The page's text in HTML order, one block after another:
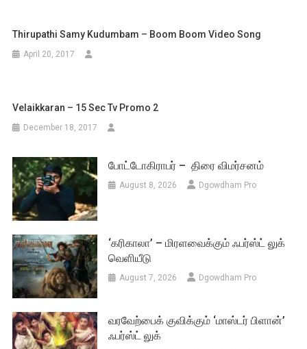
Thirupathi Samy Kudumbam – Boom Boom Video Song
April 20, 2017
Velaikkaran – 15 Sec Tv Promo 2
December 18, 2017
போட்டோகிராபர் – திரை விமர்சனம்
August 8, 2026 Dgowdham Pro
‘கரிகாலா’ – மிரளவைக்கும் ஃபர்ஸ்ட் லுக்
வெளியீடு
August 7, 2026 Dgowdham Pro
வரவேற்பைக் குவிக்கும் ‘மாஸ்டர் பிளான்’
ஃபர்ஸ்ட் லுக்